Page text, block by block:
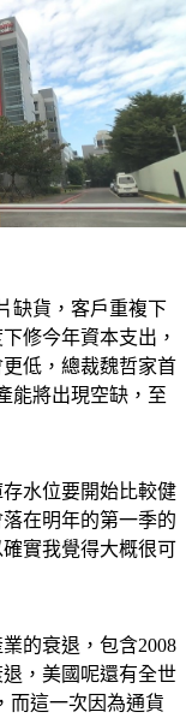
缺貨，客戶重複下
修今年資本支出，
低，總裁魏哲家首
能將出現空缺，至
水位要開始比較健
在明年的第一季的
實我覺得大概很可
的衰退，包含2008
，美國呢還有全世